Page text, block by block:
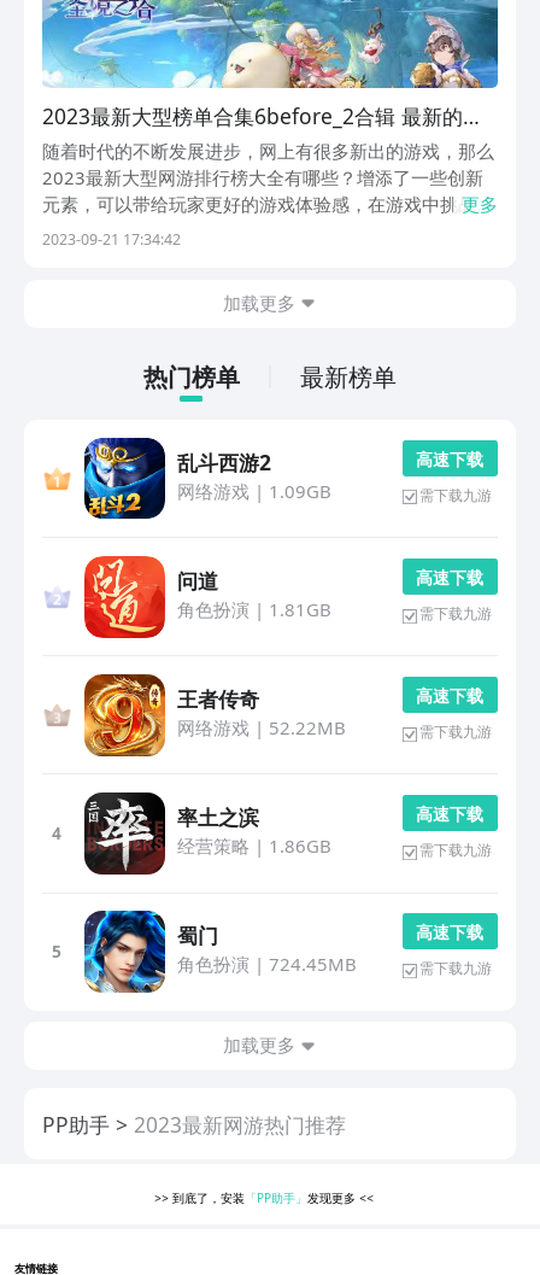
2023最新大型榜单合集6before_2合辑 最新的火
爆的网游分享
随着时代的不断发展进步，网上有很多新出的游戏，那么
2023最新大型网游排行榜大全有哪些？增添了一些创新
元素，可以带给玩家更好的游戏体验感，在游戏中挑战丰
富的关卡，还能畅享激战带来的乐趣，下面就是分享给大
更多
2023-09-21 17:34:42
加载更多
热门榜单 最新榜单
乱斗西游2
网络游戏| 1.09GB
高 速 下 载
需下载九游
问道
角色扮演 | 1.81GB
高 速 下 载
需下载九游
王者传奇
网络游戏| 52.22MB
高 速 下 载
需下载九游
4
率土之滨
经营策略 | 1.86GB
高 速 下 载
需下载九游
5
蜀门
角色扮演 | 724.45MB
高 速 下 载
需下载九游
加载更多
PP助手 2023最新网游热门推荐
>> 到底了，安装 「PP助手」 发现更多<<
友情链接